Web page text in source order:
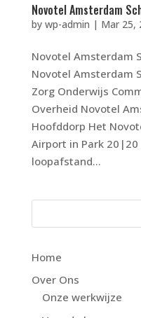
Novotel Amsterdam
by wp-admin | Mar 25,
Novotel Amsterdam
Novotel Amsterdam
Zorg Onderwijs
Overheid Novotel
Hoofddorp Het
Airport in Park
loopafstand...
Home
Over Ons
Onze werkwijze